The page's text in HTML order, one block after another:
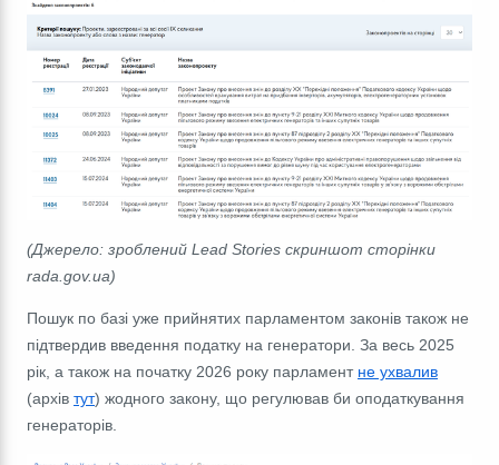
(Джерело: зроблений Lead Stories скриншот сторінки
rada.gov.ua)
Пошук по базі уже прийнятих парламентом законів також не
підтвердив введення податку на генератори. За весь 2025
рік, а також на початку 2026 року парламент не ухвалив
(архів тут) жодного закону, що регулював би оподаткування
генераторів.